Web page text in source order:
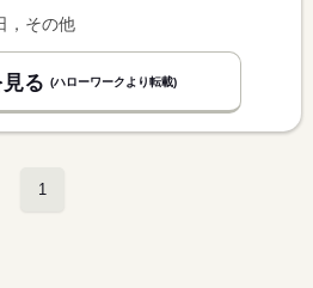
，その他
る (ハローワークより転載)
1